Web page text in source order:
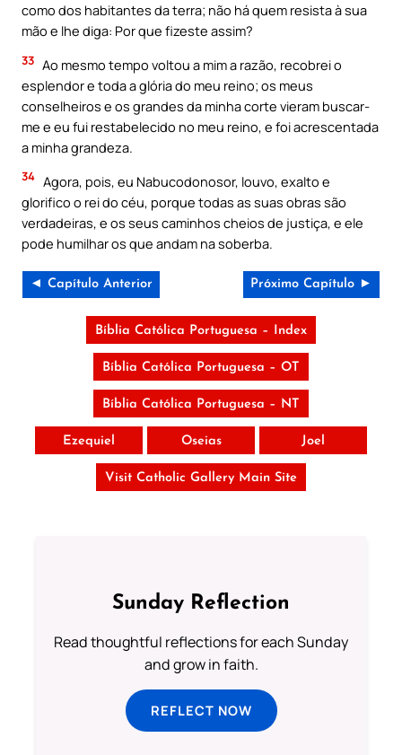
como dos habitantes da terra; não há quem resista à sua
mão e lhe diga: Por que fizeste assim?
33 Ao mesmo tempo voltou a mim a razão, recobrei o
esplendor e toda a glória do meu reino; os meus
conselheiros e os grandes da minha corte vieram buscar-
me e eu fui restabelecido no meu reino, e foi acrescentada
a minha grandeza.
34 Agora, pois, eu Nabucodonosor, louvo, exalto e
glorifico o rei do céu, porque todas as suas obras são
verdadeiras, e os seus caminhos cheios de justiça, e ele
pode humilhar os que andam na soberba.
◄ Capítulo Anterior Próximo Capítulo ►
Bíblia Católica Portuguesa – Index
Bíblia Católica Portuguesa – OT
Bíblia Católica Portuguesa – NT
Ezequiel Oseias Joel
Visit Catholic Gallery Main Site
Sunday Reflection
Read thoughtful reflections for each Sunday
and grow in faith.
REFLECT NOW